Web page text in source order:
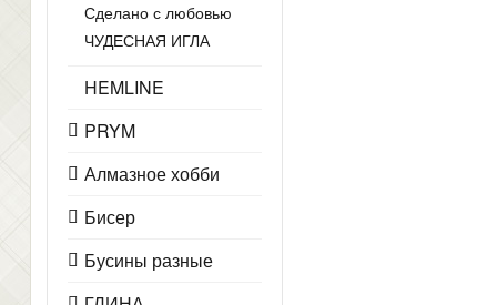
Сделано с любовью
ЧУДЕСНАЯ ИГЛА
HEMLINE
PRYM
Алмазное хобби
Бисер
Бусины разные